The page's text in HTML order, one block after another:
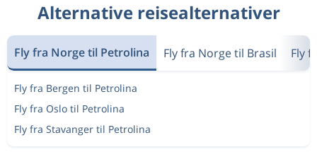
Alternative reisealternativer
Fly fra Norge til Petrolina Fly fra Norge til Brasil Fly
Fly fra Bergen til Petrolina
Fly fra Oslo til Petrolina
Fly fra Stavanger til Petrolina